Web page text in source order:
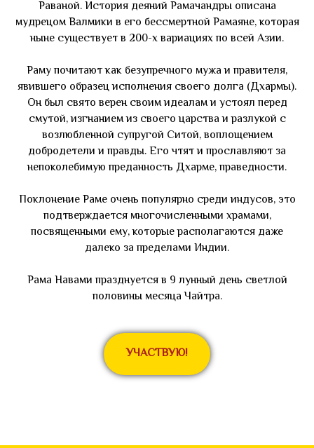
Раваной. История деяний Рамачандры описана
мудрецом Валмики в его бессмертной Рамаяне, которая
ныне существует в 200-х вариациях по всей Азии.
Раму почитают как безупречного мужа и правителя,
явившего образец исполнения своего долга (Дхармы).
Он был свято верен своим идеалам и устоял перед
смутой, изгнанием из своего царства и разлукой с
возлюбленной супругой Ситой, воплощением
добродетели и правды. Его чтят и прославляют за
непоколебимую преданность Дхарме, праведности.
Поклонение Раме очень популярно среди индусов, это
подтверждается многочисленными храмами,
посвященными ему, которые располагаются даже
далеко за пределами Индии.
Рама Навами празднуется в 9 лунный день светлой
половины месяца Чайтра.
УЧАСТВУЮ!